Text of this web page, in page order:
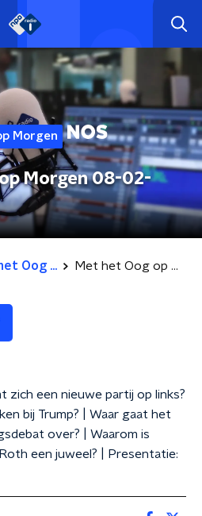
Morgen
Morgen 08-02-
Oog ... Met het Oog op Morgen 08-02-2025
zich een nieuwe partij op links?
bij Trump? | Waar gaat het
over? | Waarom is
een juweel? | Presentatie: